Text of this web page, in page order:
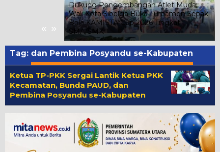
« »
Dukung Pengembangan Atlet Muda,
Wali Kota Sibolga Buka Turnamen Sepak
Bola KAMISTA Cup 2026 Tingkat
SMA/SMK
Tag: dan Pembina Posyandu se-Kabupaten
Ketua TP-PKK Sergai Lantik Ketua PKK
Kecamatan, Bunda PAUD, dan
Pembina Posyandu se-Kabupaten